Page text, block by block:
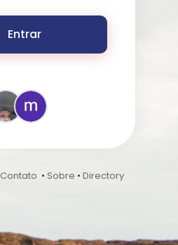
Entrar
Contato • Sobre • Directory